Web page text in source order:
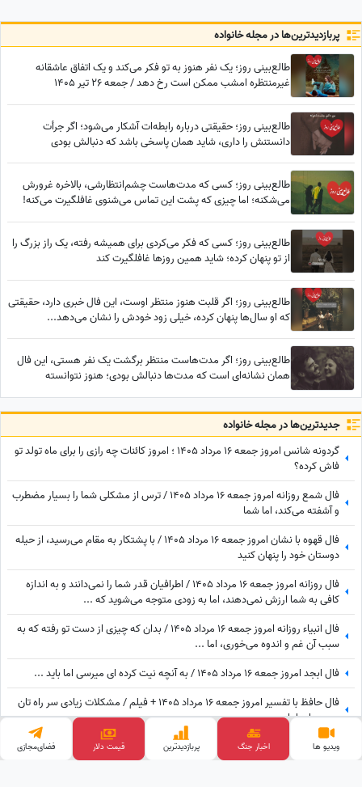
پربازدید‌ترین‌ها در مجله خانواده
طالع‌بینی روز؛ یک نفر هنوز به تو فکر می‌کند و یک اتفاق عاشقانه
غیرمنتظره امشب ممکن است رخ دهد / جمعه 26 تیر 1405
طالع‌بینی روز؛ حقیقتی درباره رابطه‌ات آشکار می‌شود؛ اگر جرأت
دانستنش را داری، شاید همان پاسخی باشد که دنبالش بودی
طالع‌بینی روز؛ کسی که مدت‌هاست چشم‌انتظارشی، بالاخره غرورش
می‌شکنه؛ اما چیزی که پشت این تماس می‌شنوی غافلگیرت می‌کنه!
طالع‌بینی روز؛ کسی که فکر می‌کردی برای همیشه رفته، یک راز بزرگ را
از تو پنهان کرده؛ شاید همین روزها غافلگیرت کند
طالع‌بینی روز؛ اگر قلبت هنوز منتظر اوست، این فال خبری دارد، حقیقتی
که او سال‌ها پنهان کرده، خیلی زود خودش را نشان می‌دهد...
طالع‌بینی روز؛ اگر مدت‌هاست منتظر برگشت یک نفر هستی، این فال
همان نشانه‌ای است که مدت‌ها دنبالش بودی؛ هنوز نتوانسته
جدید‌ترین‌ها در مجله خانواده
گردونه شانس امروز جمعه 16 مرداد 1405 ؛ امروز کائنات چه رازی را برای ماه تولد تو
فاش کرده؟
فال شمع روزانه امروز جمعه 16 مرداد 1405 / ترس از مشکلی شما را بسیار مضطرب
و آشفته می‌کند، اما شما
فال قهوه با نشان امروز جمعه 16 مرداد 1405 / با پشتکار به مقام می‌رسید، از حیله
دوستان خود را پنهان کنید
فال روزانه امروز جمعه 16 مرداد 1405 / اطرافیان قدر شما را نمی‌دانند و به اندازه
کافی به شما ارزش نمی‌دهند، اما به زودی متوجه می‌شوید که ...
فال انبیاء روزانه امروز جمعه 16 مرداد 1405 / بدان که چیزی از دست تو رفته که به
سبب آن غم و اندوه می‌خوری، اما ...
فال ابجد امروز جمعه 16 مرداد 1405 / به آنچه نیت کرده ای میرسی اما باید ...
فال حافظ با تفسیر امروز جمعه 16 مرداد 1405 + فیلم / مشکلات زیادی سر راه تان
وجود دارد اما ...
دعای امروز پنج‌شنبه 15 مرداد 1405 برای متولدین ماه‌های مختلف؛ دلگرمی‌ای برای
هر کس که در آرزوها و نیازهای زندگی مانده است
ویدیو ها اخبار جنگ پربازدید‌ترین قیمت طلا فضای‌مجازی